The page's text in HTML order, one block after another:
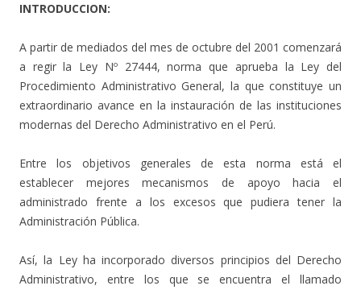
INTRODUCCION:
A partir de mediados del mes de octubre del 2001 comenzará
a regir la Ley Nº 27444, norma que aprueba la Ley del
Procedimiento Administrativo General, la que constituye un
extraordinario avance en la instauración de las instituciones
modernas del Derecho Administrativo en el Perú.
Entre los objetivos generales de esta norma está el
establecer mejores mecanismos de apoyo hacia el
administrado frente a los excesos que pudiera tener la
Administración Pública.
Así, la Ley ha incorporado diversos principios del Derecho
Administrativo, entre los que se encuentra el llamado